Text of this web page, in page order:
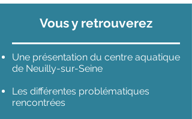
Vous y retrouverez
Une présentation du centre aquatique
de Neuilly-sur-Seine
Les différentes problématiques
rencontrées